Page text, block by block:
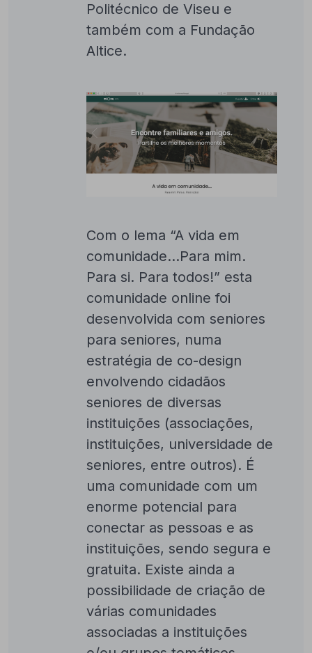
Politécnico de Viseu e
também com a Fundação
Altice.
Com o lema “A vida em
comunidade…Para mim.
Para si. Para todos!” esta
comunidade online foi
desenvolvida com seniores
para seniores, numa
estratégia de co-design
envolvendo cidadãos
seniores de diversas
instituições (associações,
instituições, universidade de
seniores, entre outros). É
uma comunidade com um
enorme potencial para
conectar as pessoas e as
instituições, sendo segura e
gratuita. Existe ainda a
possibilidade de criação de
várias comunidades
associadas a instituições